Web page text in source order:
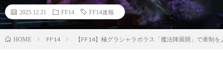
2025.12.21 FF14 FF14速報
HOME FF14 【FF14】極グラシャラボラス「魔法陣展開」で牽制